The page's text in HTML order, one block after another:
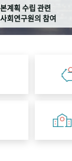
계획 수립 관련
회연구원의 참여